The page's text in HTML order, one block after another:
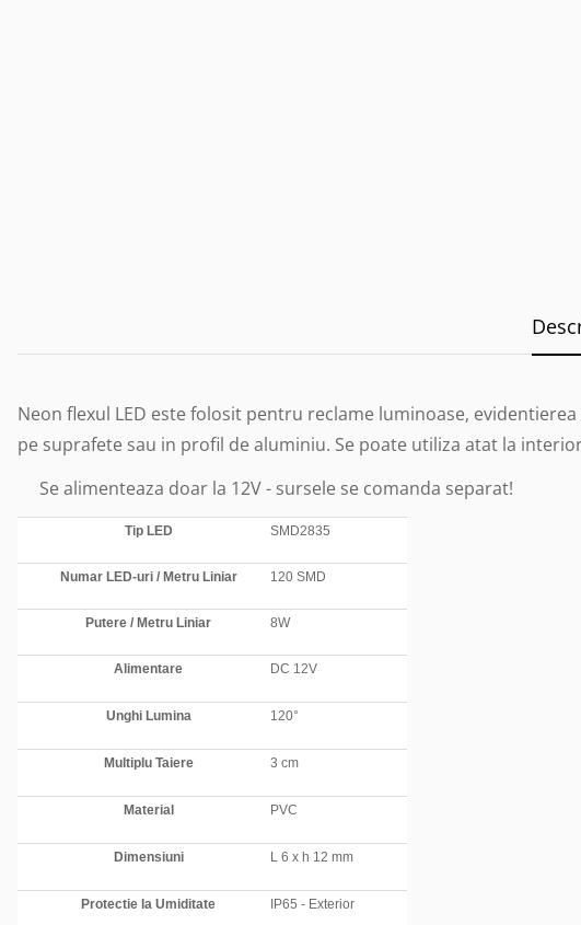
Neon flexul LED este folosit pentru reclame luminoase,
pe suprafete sau in profil de aluminiu. Se poate utiliza atat la
Se alimenteaza doar la 12V - sursele se comanda separat!
Tip LED SMD2835
Numar LED-uri / Metru Liniar 120 SMD
Putere / Metru Liniar 8W
Alimentare DC 12V
Unghi Lumina 120°
Multiplu Taiere 3 cm
Material PVC
Dimensiuni L 6 x h 12 mm
Protectie la Umiditate IP65 - Exterior